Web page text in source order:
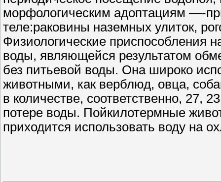
морфологическим адоптациям —-
теле:раковины наземных улиток,
Физиологические приспособления
воды, являющейся результатом
без питьевой воды. Она широко
животными, как верблюд, овца,
в количестве, соответственно, 27,
потере воды. Пойкилотермные
приходится использовать воду на